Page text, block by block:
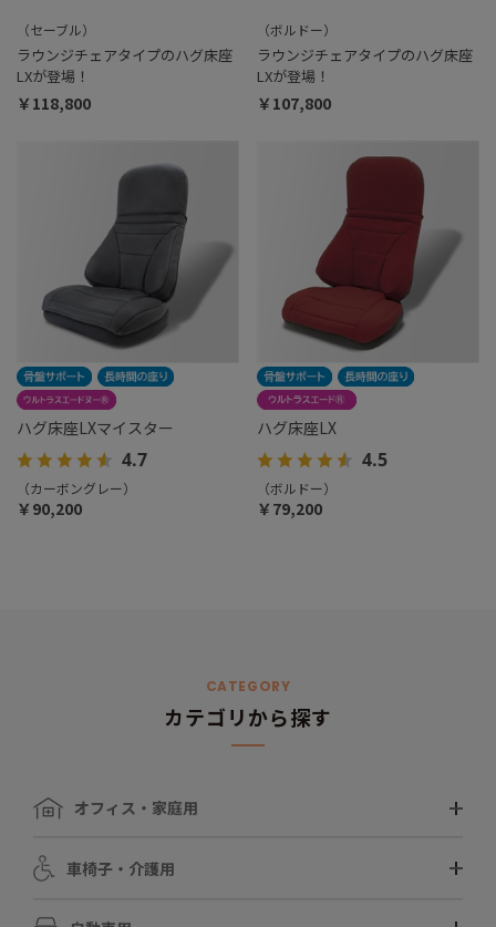
（セーブル）
ラウンジチェアタイプのハグ床座
LXが登場！
￥118,800
（ボルドー）
ラウンジチェアタイプのハグ床座
LXが登場！
￥107,800
ハグ床座LXマイスター
4.7
（カーボングレー）
￥90,200
ハグ床座LX
4.5
（ボルドー）
￥79,200
CATEGORY
カテゴリから探す
オフィス・家庭用
車椅子・介護用